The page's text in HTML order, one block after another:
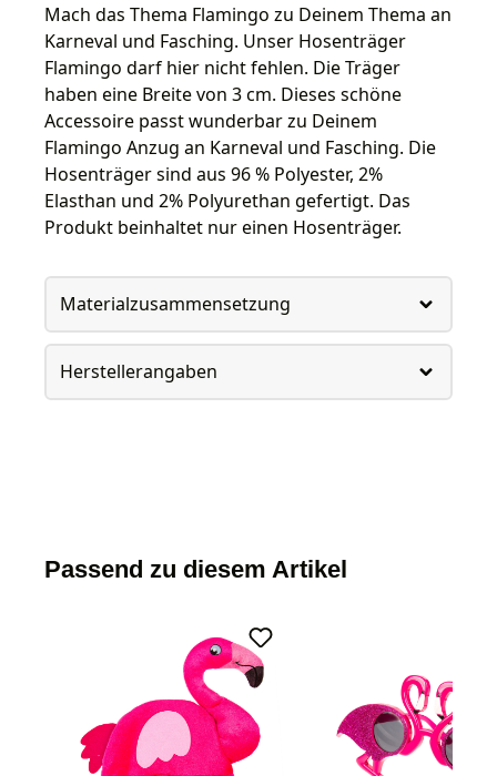
Mach das Thema Flamingo zu Deinem Thema an
Karneval und Fasching. Unser Hosenträger
Flamingo darf hier nicht fehlen. Die Träger
haben eine Breite von 3 cm. Dieses schöne
Accessoire passt wunderbar zu Deinem
Flamingo Anzug an Karneval und Fasching. Die
Hosenträger sind aus 96 % Polyester, 2%
Elasthan und 2% Polyurethan gefertigt. Das
Produkt beinhaltet nur einen Hosenträger.
Materialzusammensetzung
Herstellerangaben
Passend zu diesem Artikel